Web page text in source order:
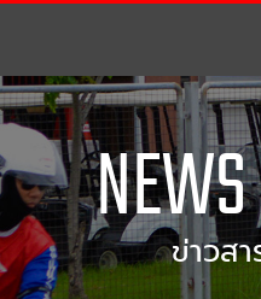
ข่าวส